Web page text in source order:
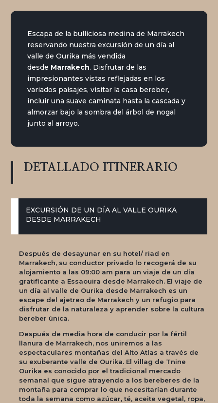
Escapa de la bulliciosa medina de Marrakech
reservando nuestra excursión de un día al
valle de Ourika más vendida
desde Marrakech. Disfrutar de las
impresionantes vistas reflejadas en los
variados paisajes, visitar la casa bereber,
incluir una suave caminata hasta la cascada y
almorzar bajo la sombra del árbol de nogal
junto al arroyo.
DETALLADO ITINERARIO
EXCURSIÓN DE UN DÍA AL VALLE OURIKA
DESDE MARRAKECH
Después de desayunar en su hotel/ riad en
Marrakech, su conductor privado lo recogerá de su
alojamiento a las 09:00 am para un viaje de un día
gratificante a Essaouira desde Marrakech. El viaje de
un día al valle de Ourika desde Marrakech es un
escape del ajetreo de Marrakech y un refugio para
disfrutar de la naturaleza y aprender sobre la cultura
bereber única.
Después de media hora de conducir por la fértil
llanura de Marrakech, nos uniremos a las
espectaculares montañas del Alto Atlas a través de
su exuberante valle de Ourika. El villag de Tnine
Ourika es conocido por el tradicional mercado
semanal que sigue atrayendo a los bereberes de la
montaña para comprar lo que necesitarían durante
toda la semana como azúcar, té, aceite vegetal, ropa,